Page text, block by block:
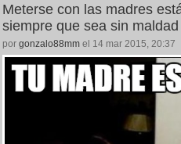
Meterse con las madres
siempre que sea sin maldad
por gonzalo88mm el 14 mar 2015, 20:37